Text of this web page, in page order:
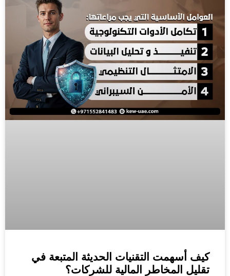
كيف أسهمت التقنيات الحديثة المتبعة في
تقليل المخاطر المالية للشركات؟